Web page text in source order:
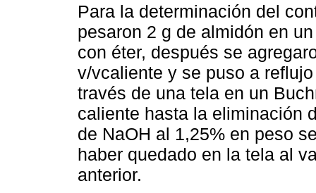
Para la determinación del
pesaron 2 g de almidón en
con éter, después se
v/vcaliente y se puso a
través de una tela en un
caliente hasta la eliminación
de NaOH al 1,25% en peso
haber quedado en la tela al
anterior.